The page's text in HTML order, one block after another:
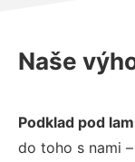
Naše
Podklad pod
do toho s nami